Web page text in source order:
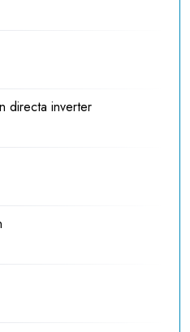
directa inverter